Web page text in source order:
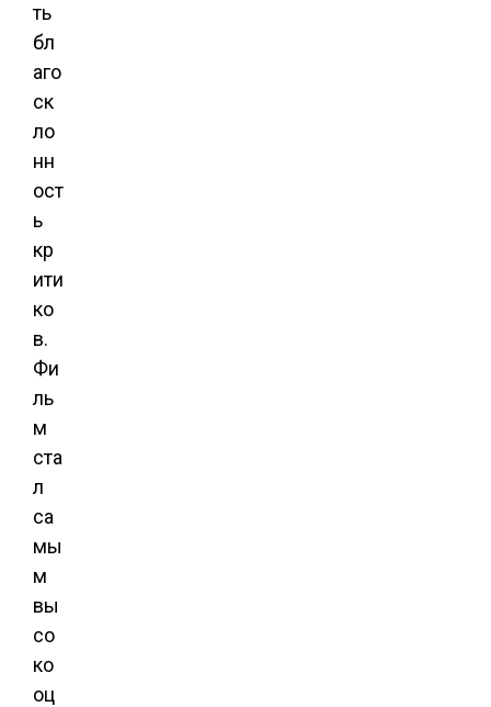
ть
бл
аго
ск
ло
нн
ост
ь
кр
ити
ко
в.
Фи
ль
м
ста
л
са
мы
м
вы
со
ко
оц